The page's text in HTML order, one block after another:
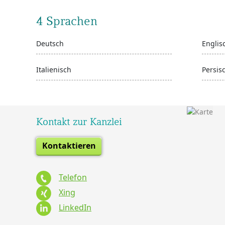
4 Sprachen
Deutsch
Italienisch
Kontakt zur Kanzlei
Kontaktieren
Telefon
Xing
LinkedIn